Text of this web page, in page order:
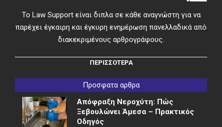
Το Law Support είναι διπλα σε κάθε αναγνώστη για να
παρέχει έγκαιρη και έγκυρη ενημέρωση πανελλαδικά από
διακεκριμένους αρθρογράφους.
ΠΕΡΙΣΣΟΤΕΡΑ
Προσφατα αρθρα
Απόφραξη Νεροχύτη: Πώς
Ξεβουλώνει Άμεσα – Πρακτικός
Οδηγός